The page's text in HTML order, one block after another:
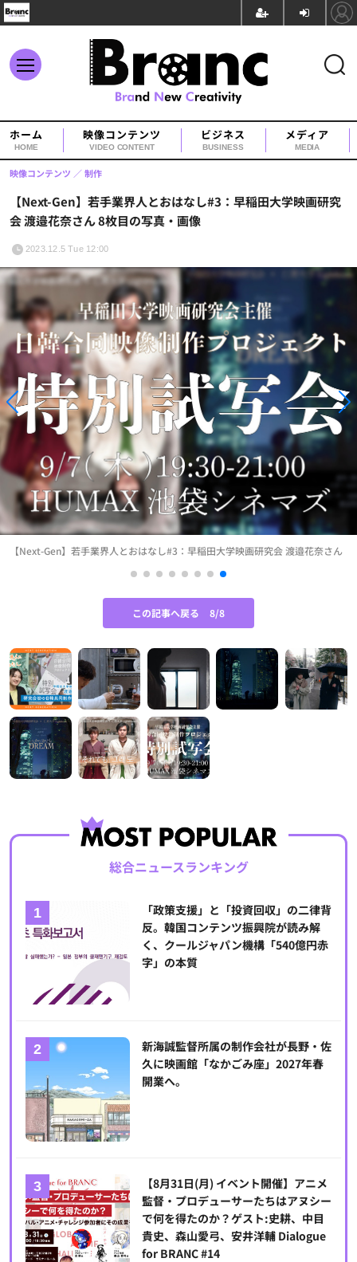
ホーム
HOME
映像コンテンツ
VIDEO CONTENT
ビジネス
BUSINESS
メディア
MEDIA
【Next-Gen】若手業界人とおはなし#3：早稲田大学映画研究
会 渡邉花奈さん 8枚目の写真・画像
映像コンテンツ 制作
2023.12.5 Tue 12:00
【Next-Gen】若手業界人とおはなし#3：早稲田大学映画研究会 渡邉花奈さん
この記事へ戻る 8/8
総合ニュースランキング
「政策支援」と「投資回収」の二律背
反。韓国コンテンツ振興院が読み解
く、クールジャパン機構「540億円赤
字」の本質
新海誠監督所属の制作会社が長野・佐
久に映画館「なかごみ座」2027年春
開業へ。
【8月31日(月) イベント開催】アニメ
監督・プロデューサーたちはアヌシー
で何を得たのか？ゲスト:史耕、中目
貴史、森山愛弓、安井洋輔 Dialogue
for BRANC #14